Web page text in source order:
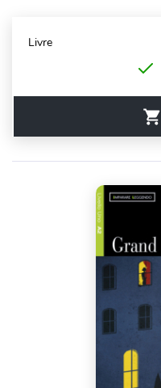
Livre